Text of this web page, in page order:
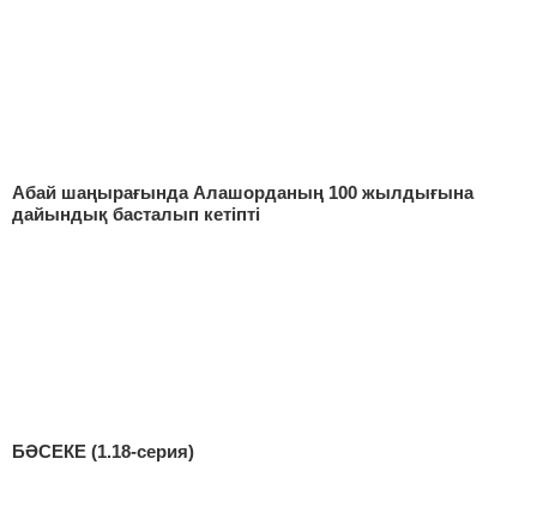
Абай шаңырағында Алашорданың 100 жылдығына
дайындық басталып кетіпті
БӘСЕКЕ (1.18-серия)